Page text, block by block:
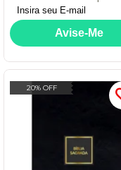
20% OFF